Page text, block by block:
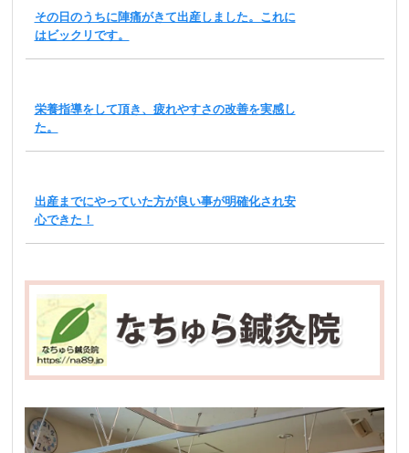
その日のうちに陣痛がきて出産しました。これに
はビックリです。
栄養指導をして頂き、疲れやすさの改善を実感し
た。
出産までにやっていた方が良い事が明確化され安
心できた！